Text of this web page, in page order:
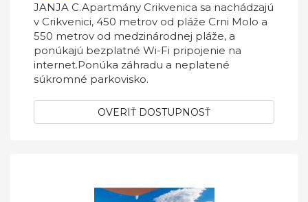
JANJA C.Apartmány Crikvenica sa nachádzajú
v Crikvenici, 450 metrov od pláže Crni Molo a
550 metrov od medzinárodnej pláže, a
ponúkajú bezplatné Wi-Fi pripojenie na
internet.Ponúka záhradu a neplatené
súkromné ​​parkovisko.
OVERIŤ DOSTUPNOSŤ